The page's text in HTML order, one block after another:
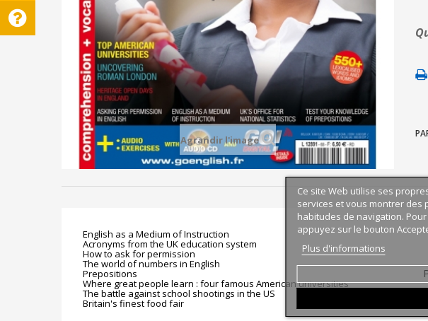
Agrandir l'image
English as a Medium of Instruction
Acronyms from the UK education system
How to ask for permission
The world of numbers in English
Prepositions
Where great people learn : four famous American universities
The battle against school shootings in the US
Britain's finest food fair
Ce site Web utilise ses
services et vous montrer des
habitudes de navigation.
appuyez sur le bouton
Plus d'informations